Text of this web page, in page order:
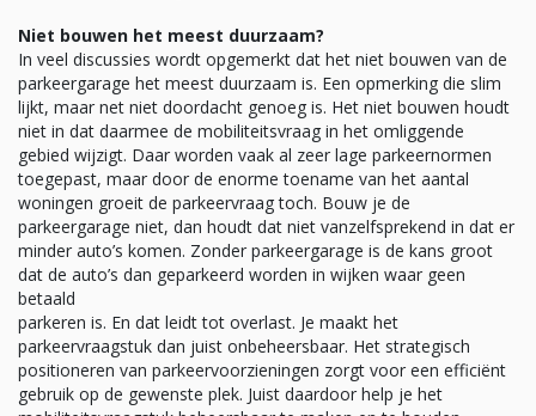
Niet bouwen het meest duurzaam?
In veel discussies wordt opgemerkt dat het niet bouwen van de
parkeergarage het meest duurzaam is. Een opmerking die slim
lijkt, maar net niet doordacht genoeg is. Het niet bouwen houdt
niet in dat daarmee de mobiliteitsvraag in het omliggende
gebied wijzigt. Daar worden vaak al zeer lage parkeernormen
toegepast, maar door de enorme toename van het aantal
woningen groeit de parkeervraag toch. Bouw je de
parkeergarage niet, dan houdt dat niet vanzelfsprekend in dat er
minder auto’s komen. Zonder parkeergarage is de kans groot
dat de auto’s dan geparkeerd worden in wijken waar geen
betaald
parkeren is. En dat leidt tot overlast. Je maakt het
parkeervraagstuk dan juist onbeheersbaar. Het strategisch
positioneren van parkeervoorzieningen zorgt voor een efficiënt
gebruik op de gewenste plek. Juist daardoor help je het